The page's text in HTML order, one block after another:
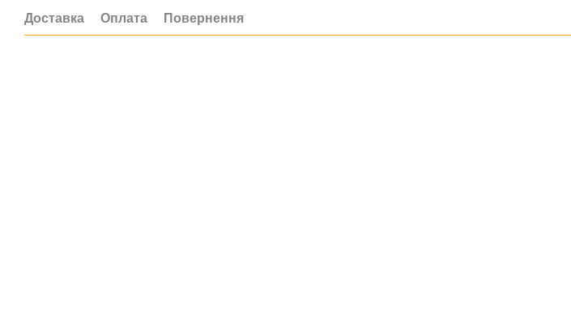
Доставка Оплата Повернення